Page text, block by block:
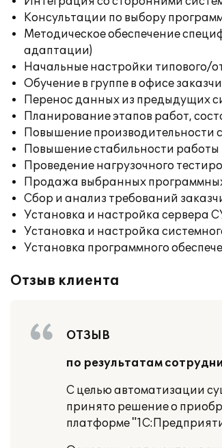
Консультации по выбору
Методическое обеспечение
адаптации)
Начальные настройки типового/
Обучение в группе в офисе
Перенос данных из предыдущих
Планирование этапов работ,
Повышение производительности
Повышение стабильности работы
Проведение нагрузочного
Продажа выбранных
Сбор и анализ требований
Установка и настройка сервера
Установка и настройка
Установка программного
Отзыв клиента
ОТЗЫВ
по результатам
С целью автоматизации
принято решение о
платформе